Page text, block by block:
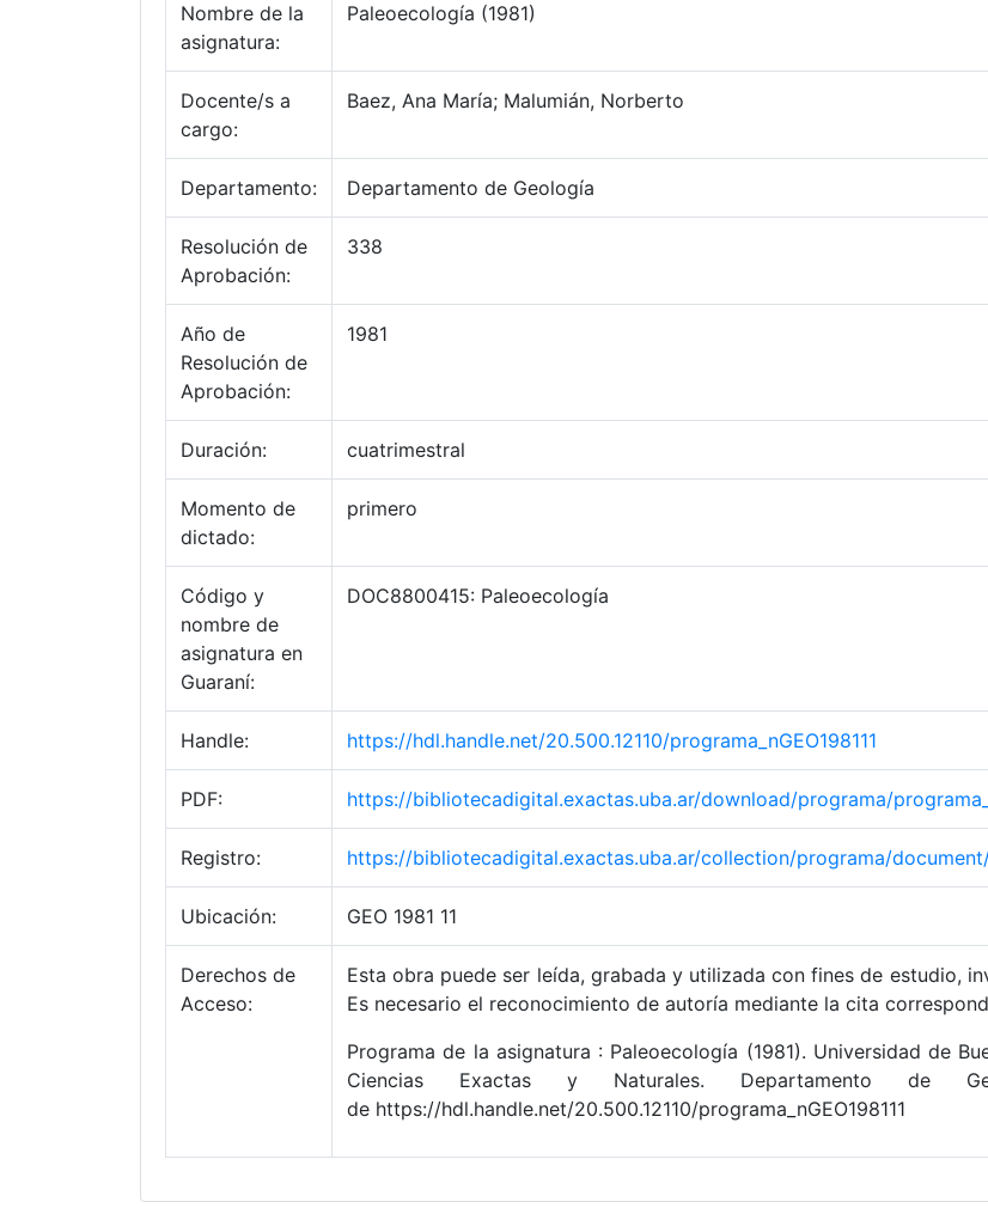
Nombre de la
asignatura:
Paleoecología (1981)
Docente/s a
cargo:
Baez, Ana María; Malumián, Norberto
Departamento: Departamento de Geología
Resolución de
Aprobación:
338
Año de
Resolución de
Aprobación:
1981
Duración: cuatrimestral
Momento de
dictado:
primero
Código y
nombre de
asignatura en
Guaraní:
DOC8800415: Paleoecología
Handle: https://hdl.handle.net/20.500.12110/programa_nGEO198111
PDF: https://bibliotecadigital.exactas.uba.ar/download/programa/
Registro: https://bibliotecadigital.exactas.uba.ar/collection/programa/document/
Ubicación: GEO 1981 11
Derechos de
Acceso:
Esta obra puede ser leída, grabada y utilizada con fines de estudio,
Es necesario el reconocimiento de autoría mediante la cita
Programa de la asignatura : Paleoecología (1981). Universidad de
Ciencias Exactas y Naturales. Departamento de
de https://hdl.handle.net/20.500.12110/programa_nGEO198111